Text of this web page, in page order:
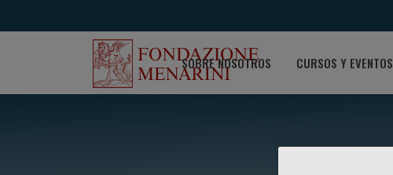
SOBRE NOSOTROS CURSOS Y EVENTOS